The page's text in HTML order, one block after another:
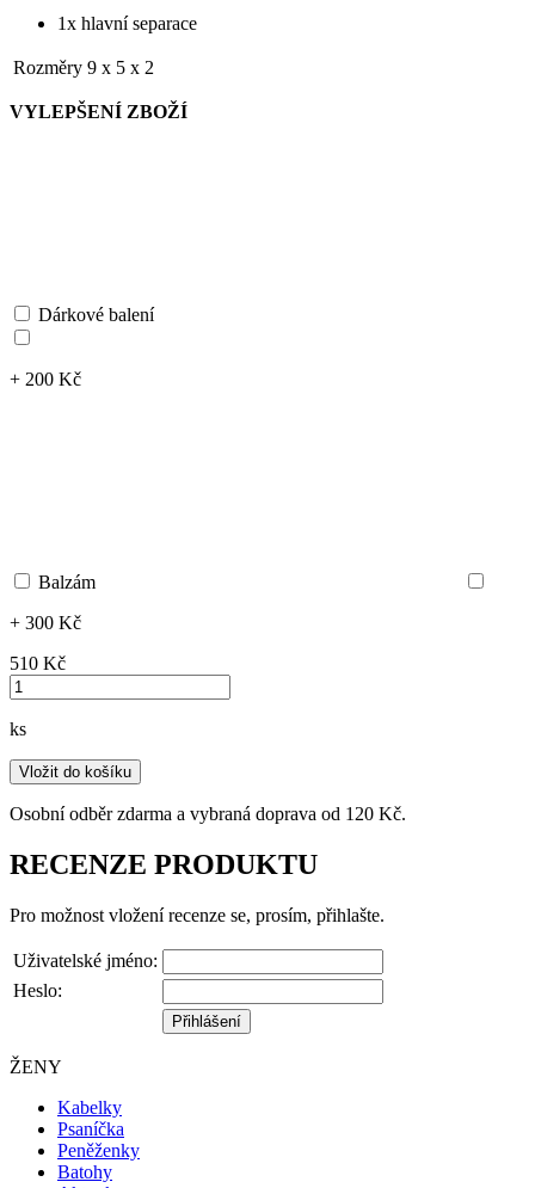
1x hlavní separace
Rozměry 9 x 5 x 2
VYLEPŠENÍ ZBOŽÍ
Dárkové balení
+ 200 Kč
Balzám
+ 300 Kč
510 ‎Kč
ks
Vložit do košíku
Osobní odběr zdarma a vybraná doprava od 120 Kč.
RECENZE PRODUKTU
Pro možnost vložení recenze se, prosím, přihlašte.
Uživatelské jméno:
Heslo:
ŽENY
Kabelky
Psaníčka
Peněženky
Batohy